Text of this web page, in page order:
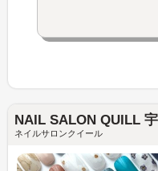
NAIL SALON QUILL
ネイルサロンクイール